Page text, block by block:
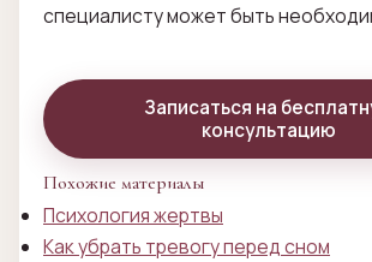
специалисту может быть
Записаться на
консультацию
Похожие материалы
Психология жертвы
Как убрать тревогу перед сном